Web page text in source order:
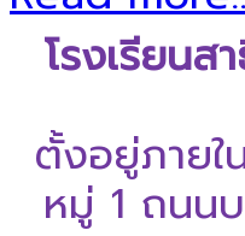
โรงเรียน
ตั้งอยู่ภาย
หมู่ 1 ถนน